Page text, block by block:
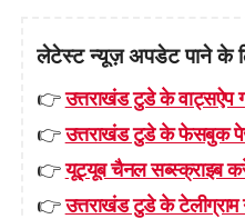
लेटेस्ट न्यूज़ अपडेट पाने के
👉उत्तराखंड टुडे के
👉उत्तराखंड टुडे के फेसबुक
👉यूट्यूब चैनल सब्स्क्राइब
👉उत्तराखंड टुडे के